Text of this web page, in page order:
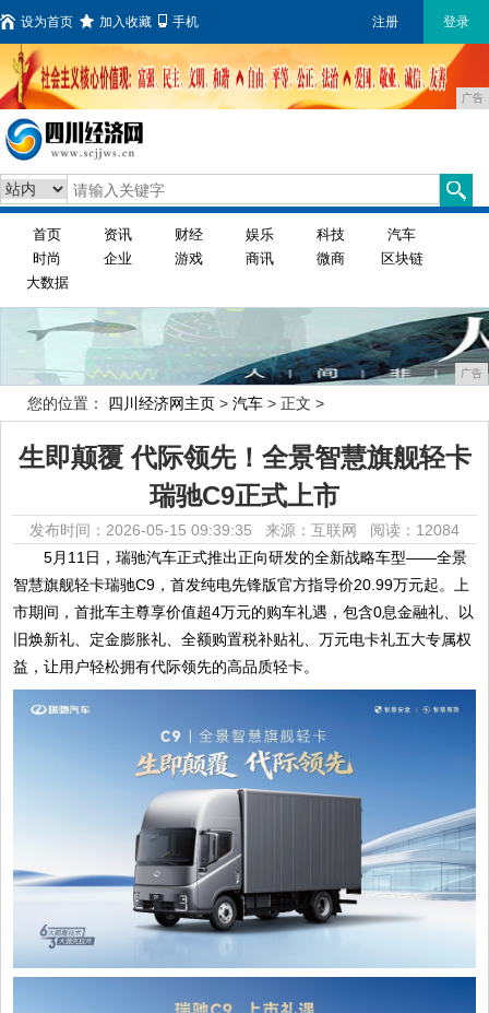
设为首页 加入收藏 手机 注册 登录
广告
首页 资讯 财经 娱乐 科技
汽车
时尚
企业 游戏 商讯 微商
区块链
大数据
广告
您的位置： 四川经济网主页 > 汽车 > 正文 >
生即颠覆 代际领先！全景智慧旗舰轻卡
瑞驰C9正式上市
发布时间：2026-05-15 09:39:35 来源：互联网 阅读：12084
5月11日，瑞驰汽车正式推出正向研发的全新战略车型——全景
智慧旗舰轻卡瑞驰C9，首发纯电先锋版官方指导价20.99万元起。上
市期间，首批车主尊享价值超4万元的购车礼遇，包含0息金融礼、以
旧焕新礼、定金膨胀礼、全额购置税补贴礼、万元电卡礼五大专属权
益，让用户轻松拥有代际领先的高品质轻卡。